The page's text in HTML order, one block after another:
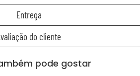
Entrega
do cliente
pode gostar